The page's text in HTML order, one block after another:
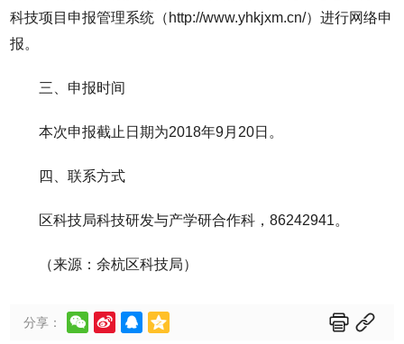
科技项目申报管理系统（http://www.yhkjxm.cn/）进行网络申
报。
三、申报时间
本次申报截止日期为2018年9月20日。
四、联系方式
区科技局科技研发与产学研合作科，86242941。
（来源：余杭区科技局）
分享：      